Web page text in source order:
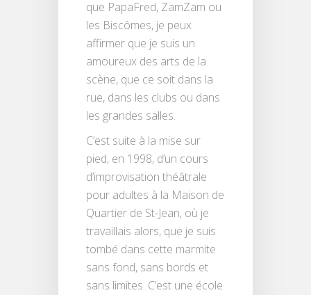
que PapaFred, ZamZam ou
les Biscômes, je peux
affirmer que je suis un
amoureux des arts de la
scène, que ce soit dans la
rue, dans les clubs ou dans
les grandes salles.
C’est suite à la mise sur
pied, en 1998, d’un cours
d’improvisation théâtrale
pour adultes à la Maison de
Quartier de St-Jean, où je
travaillais alors, que je suis
tombé dans cette marmite
sans fond, sans bords et
sans limites. C’est une école